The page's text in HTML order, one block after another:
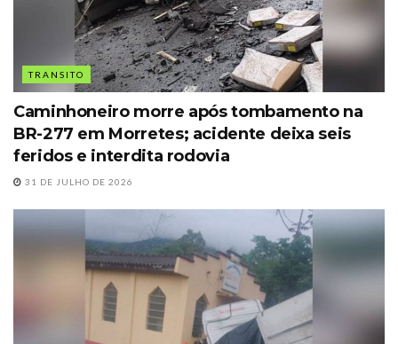
TRANSITO
Caminhoneiro morre após tombamento na
BR-277 em Morretes; acidente deixa seis
feridos e interdita rodovia
31 DE JULHO DE 2026